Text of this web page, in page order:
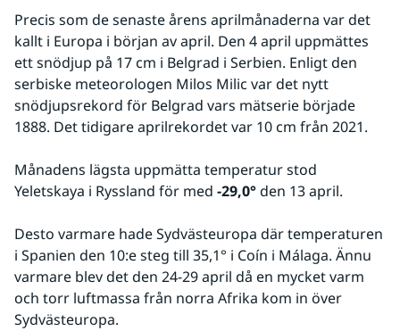
Precis som de senaste årens aprilmånaderna var det
kallt i Europa i början av april. Den 4 april uppmättes
ett snödjup på 17 cm i Belgrad i Serbien. Enligt den
serbiske meteorologen Milos Milic var det nytt
snödjupsrekord för Belgrad vars mätserie började
1888. Det tidigare aprilrekordet var 10 cm från 2021.
Månadens lägsta uppmätta temperatur stod
Yeletskaya i Ryssland för med -29,0° den 13 april.
Desto varmare hade Sydvästeuropa där temperaturen
i Spanien den 10:e steg till 35,1° i Coín i Málaga. Ännu
varmare blev det den 24-29 april då en mycket varm
och torr luftmassa från norra Afrika kom in över
Sydvästeuropa.